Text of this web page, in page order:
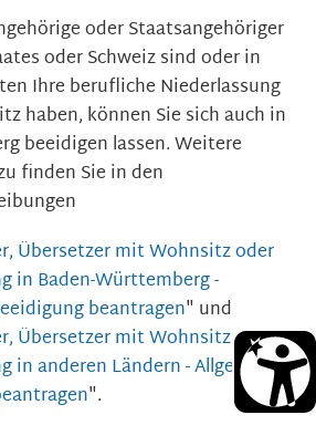
oder Staatsangehöriger
oder Schweiz sind oder in
Ihre berufliche Niederlassung
haben, können Sie sich auch in
beeidigen lassen. Weitere
finden Sie in den
Übersetzer mit Wohnsitz oder
in Baden-Württemberg -
beantragen" und
Übersetzer mit Wohnsitz oder
in anderen Ländern - Allgemeine
".